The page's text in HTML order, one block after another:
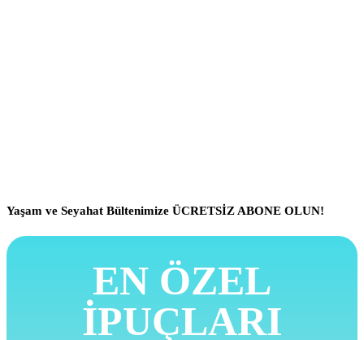
Yaşam ve Seyahat Bültenimize ÜCRETSİZ ABONE OLUN!
EN ÖZEL
İPUÇLARI